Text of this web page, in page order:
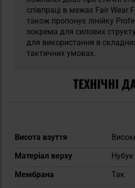
співпраці в межах Fair Wear
також пропонує лінійку
зокрема для силових
для використання в
тактичних умовах.
ТЕХНІЧНІ
Докладніше
Висота взуття
Матеріал верху
Мембрана
Так